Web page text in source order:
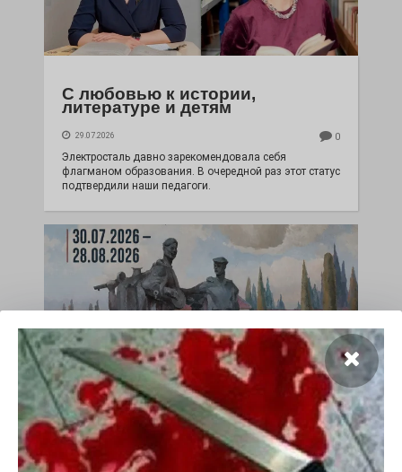
С любовью к истории,
литературе и детям
29.07.2026 0
Электросталь давно зарекомендовала себя
флагманом образования. В очередной раз этот статус
подтвердили наши педагоги.
Чувство Родины — одно на
всех
28.07.2026 0